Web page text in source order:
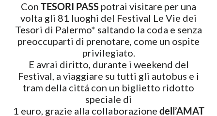
Con TESORI PASS potrai visitare per una
volta gli 81 luoghi del Festival Le Vie dei
Tesori di Palermo* saltando la coda e senza
preoccuparti di prenotare, come un ospite
privilegiato.
E avrai diritto, durante i weekend del
Festival, a viaggiare su tutti gli autobus e i
tram della cittá con un biglietto ridotto
speciale di
1 euro, grazie alla collaborazione dell’AMAT